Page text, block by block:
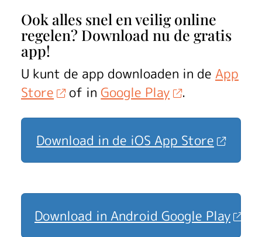
Ook alles snel en veilig online
regelen? Download nu de gratis
app!
U kunt de app downloaden in de App
Store
of in Google Play .
Download in de iOS App Store
Download in Android Google Play